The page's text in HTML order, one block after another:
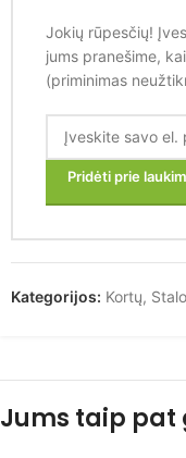
Jokių rūpesčių!
jums pranešime,
(priminimas
Pridėti prie
Kategorijos: Kortų,
Jums taip